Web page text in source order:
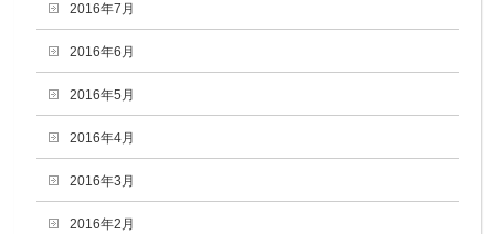
2016年7月
2016年6月
2016年5月
2016年4月
2016年3月
2016年2月